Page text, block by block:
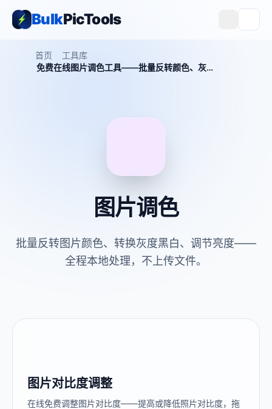
BulkPicTools
首页
工具库
免费在线图片调色工具——批量反转颜色、灰度转换、亮度调节
图片调色
批量反转图片颜色、转换灰度黑白、调节亮度——
全程本地处理，不上传文件。
图片对比度调整
在线免费调整图片对比度——提高或降低照片对比度，拖